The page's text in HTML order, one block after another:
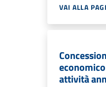
VAI ALLA
attività